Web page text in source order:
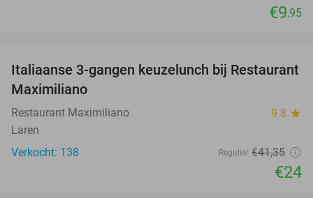
€9,95
42%
Italiaanse 3-gangen keuzelunch bij Restaurant
Maximiliano
Restaurant Maximiliano 9.8 star
Laren
Verkocht: 138
Regulier €41,35
€24